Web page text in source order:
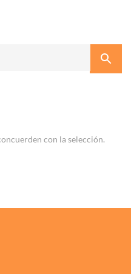
con la selección.